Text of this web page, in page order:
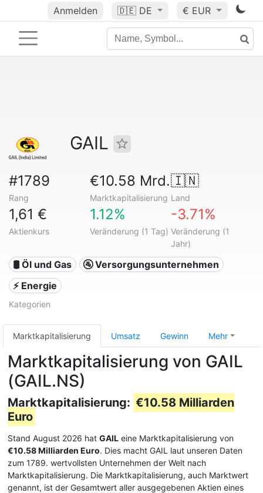
Anmelden 🇩🇪 DE € EUR
GAIL
#1789
Rang
€10.58 Mrd.
Marktkapitalisierung
🇮🇳
Land
1,61 €
Aktienkurs
1.12%
Veränderung (1 Tag)
-3.71%
Veränderung (1
Jahr)
🛢 Öl und Gas
🚰 Versorgungsunternehmen
⚡ Energie
Kategorien
Marktkapitalisierung Umsatz Gewinn Mehr
Marktkapitalisierung von GAIL
(GAIL.NS)
Marktkapitalisierung: €10.58 Milliarden
Euro
Stand August 2026 hat GAIL eine Marktkapitalisierung von
€10.58 Milliarden Euro. Dies macht GAIL laut unseren Daten
zum 1789. wertvollsten Unternehmen der Welt nach
Marktkapitalisierung. Die Marktkapitalisierung, auch Marktwert
genannt, ist der Gesamtwert aller ausgegebenen Aktien eines